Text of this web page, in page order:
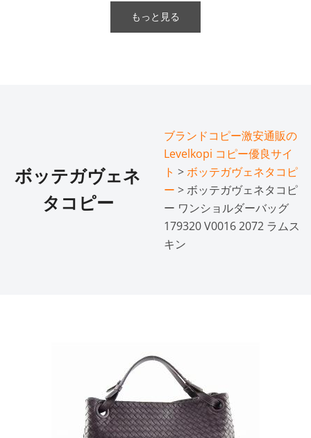
もっと見る
ボッテガヴェネ
タコピー
ブランドコピー激安通販の
Levelkopi コピー優良サイ
ト >ボッテガヴェネタコピ
ー > ボッテガヴェネタコピ
ー ワンショルダーバッグ
179320 V0016 2072 ラムス
キン